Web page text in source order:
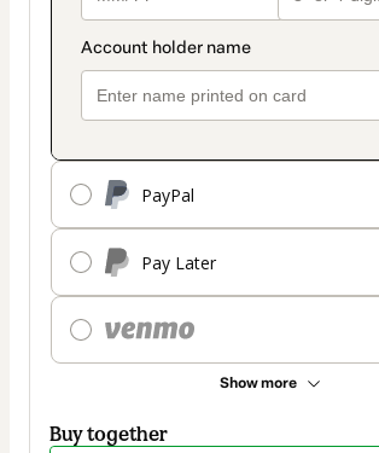
PayPal
Pay Later
Show more
Buy together